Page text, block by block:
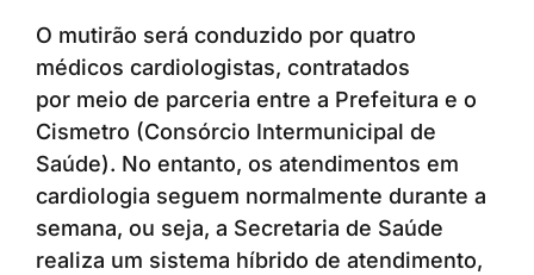
O mutirão será conduzido por quatro
médicos cardiologistas, contratados
por meio de parceria entre a Prefeitura e o
Cismetro (Consórcio Intermunicipal de
Saúde). No entanto, os atendimentos em
cardiologia seguem normalmente durante a
semana, ou seja, a Secretaria de Saúde
realiza um sistema híbrido de atendimento,